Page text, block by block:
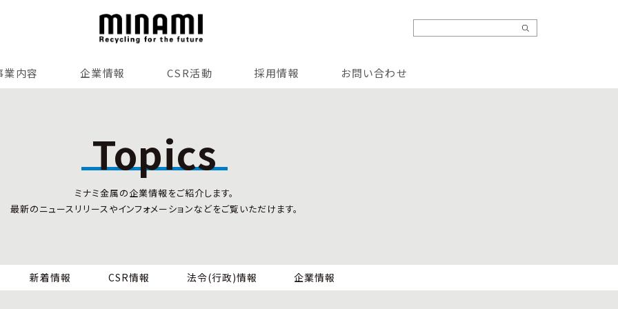
業内容 企業情報 CSR活動 採用情報 お問い合わせ
Topics
ミナミ金属の企業情報をご紹介します。
最新のニュースリリースやインフォメーションなどをご覧いただけます。
新着情報 CSR情報 法令(行政)情報 企業情報